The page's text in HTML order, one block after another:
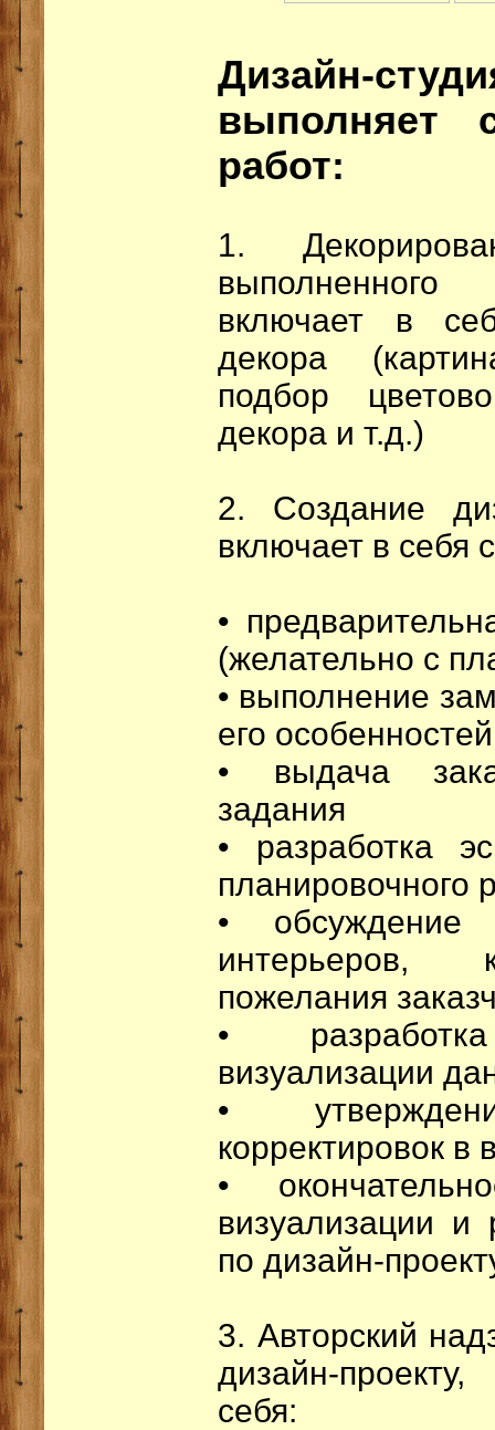
Дизайн-
выполняет
работ:
1.
выполненного
включает в
декора
подбор
декора и т.д.)
2. Создание
включает в себя
•
(желательно с
• выполнение
его
• выдача
задания
• разработка
• обсуждение
интерьеров,
пожелания
•
визуализации
•
корректировок
•
визуализации и
по дизайн-
3. Авторский
дизайн-
себя: